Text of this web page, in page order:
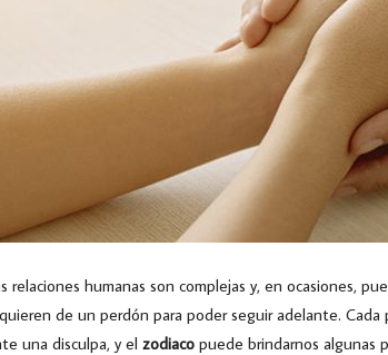
relaciones humanas son complejas y, en ocasiones,
de un perdón para poder seguir adelante.
una disculpa, y el zodiaco puede brindarnos algunas